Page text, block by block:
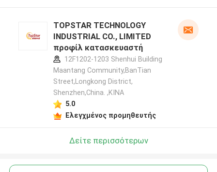
TOPSTAR TECHNOLOGY
INDUSTRIAL CO., LIMITED
προφίλ κατασκευαστή
12F1202-1203 Shenhui Building
Maantang Community,BanTian
Street,Longkong District,
Shenzhen,China. ,ΚΙΝΑ
5.0
Ελεγχμένος προμηθευτής
Δείτε περισσότερων